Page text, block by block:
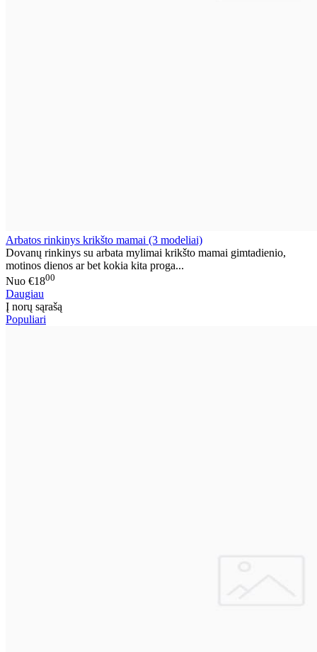
Arbatos rinkinys krikšto mamai (3 modeliai)
Dovanų rinkinys su arbata mylimai krikšto mamai gimtadienio,
motinos dienos ar bet kokia kita proga...
Nuo €1800
Daugiau
Į norų sąrašą
Populiari